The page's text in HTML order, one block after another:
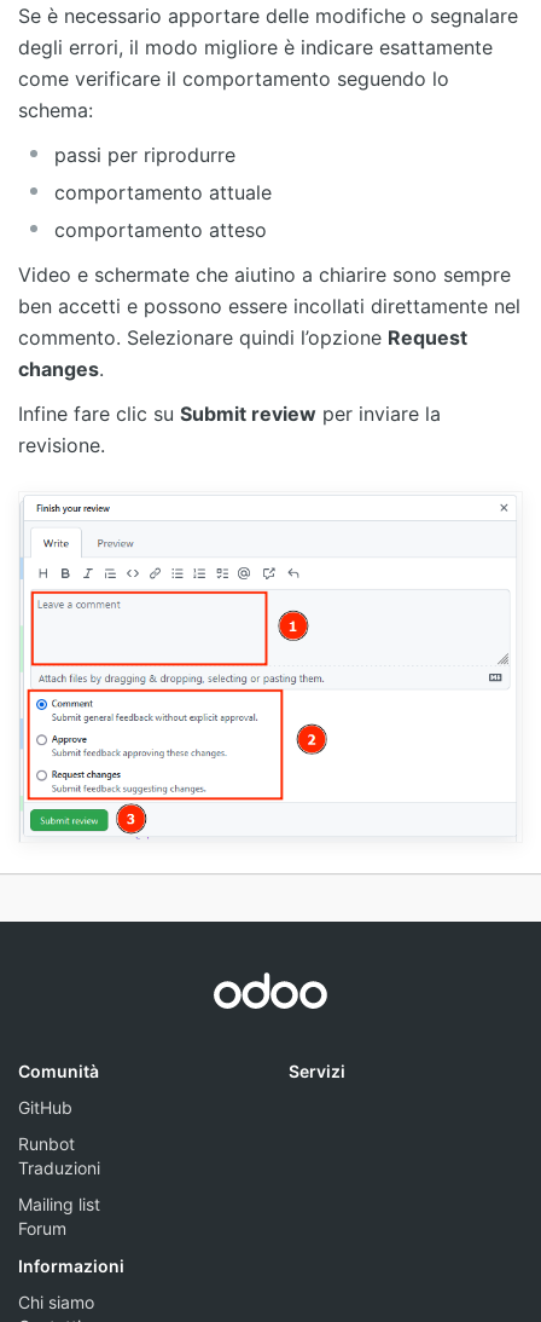
Se è necessario apportare delle modifiche o segnalare
degli errori, il modo migliore è indicare esattamente
come verificare il comportamento seguendo lo
schema:
passi per riprodurre
comportamento attuale
comportamento atteso
Video e schermate che aiutino a chiarire sono sempre
ben accetti e possono essere incollati direttamente nel
commento. Selezionare quindi l’opzione Request
changes.
Infine fare clic su Submit review per inviare la
revisione.
Comunità
GitHub
Runbot
Traduzioni
Mailing list
Forum
Servizi
Informazioni
Chi siamo